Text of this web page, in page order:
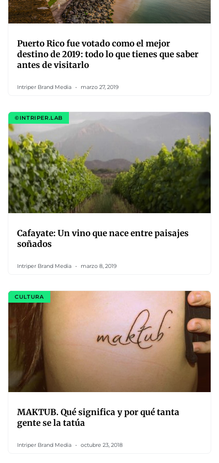
Puerto Rico fue votado como el mejor
destino de 2019: todo lo que tienes que saber
antes de visitarlo
Intriper Brand Media marzo 27, 2019
©INTRIPER.LAB
Cafayate: Un vino que nace entre paisajes
soñados
Intriper Brand Media marzo 8, 2019
CULTURA
MAKTUB. Qué significa y por qué tanta
gente se la tatúa
Intriper Brand Media octubre 23, 2018